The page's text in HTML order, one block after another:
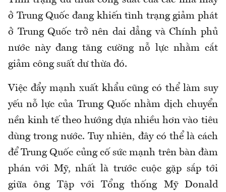
ở Trung Quốc đang khiến tình trạng giảm phát
ở Trung Quốc trở nên dai dẳng và Chính phủ
nước này đang tăng cường nỗ lực nhằm cắt
giảm công suất dư thừa đó.
Việc đẩy mạnh xuất khẩu cũng có thể làm suy
yếu nỗ lực của Trung Quốc nhằm dịch chuyển
nền kinh tế theo hướng dựa nhiều hơn vào tiêu
dùng trong nước. Tuy nhiên, đây có thể là cách
để Trung Quốc củng cố sức mạnh trên bàn đàm
phán với Mỹ, nhất là trước cuộc gặp sắp tới
giữa ông Tập với Tổng thống Mỹ Donald